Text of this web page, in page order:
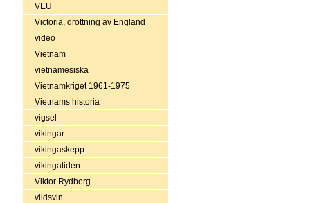
VEU
Victoria, drottning av England
video
Vietnam
vietnamesiska
Vietnamkriget 1961-1975
Vietnams historia
vigsel
vikingar
vikingaskepp
vikingatiden
Viktor Rydberg
vildsvin